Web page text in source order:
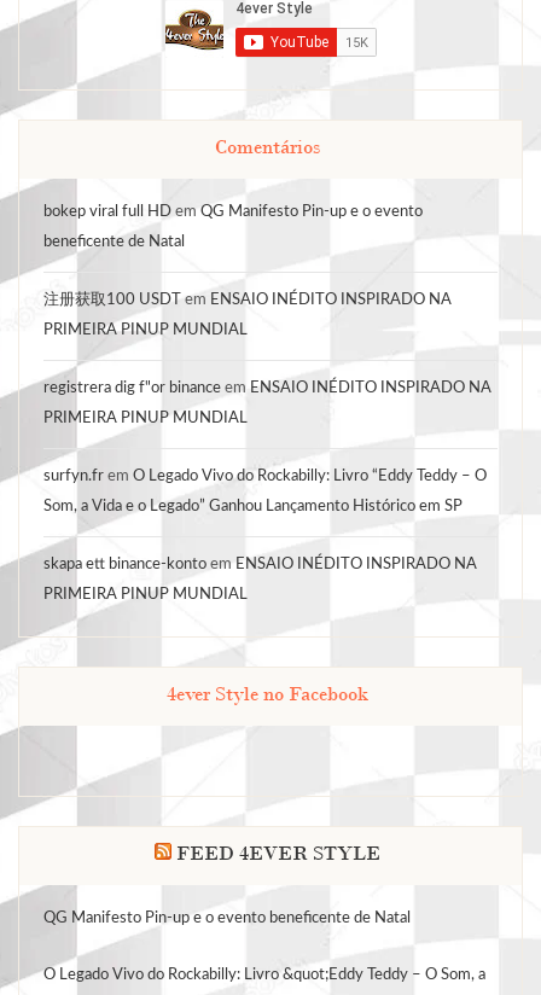
Comentários
bokep viral full HD em QG Manifesto Pin-up e o evento
beneficente de Natal
注册获取100 USDT em ENSAIO INÉDITO INSPIRADO NA
PRIMEIRA PINUP MUNDIAL
registrera dig f"or binance em ENSAIO INÉDITO INSPIRADO NA
PRIMEIRA PINUP MUNDIAL
surfyn.fr em O Legado Vivo do Rockabilly: Livro “Eddy Teddy – O
Som, a Vida e o Legado” Ganhou Lançamento Histórico em SP
skapa ett binance-konto em ENSAIO INÉDITO INSPIRADO NA
PRIMEIRA PINUP MUNDIAL
4ever Style no Facebook
FEED 4EVER STYLE
QG Manifesto Pin-up e o evento beneficente de Natal
O Legado Vivo do Rockabilly: Livro &quot;Eddy Teddy – O Som, a